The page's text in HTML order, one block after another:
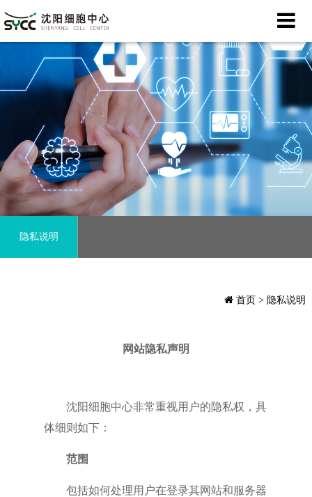
隐私说明
首页 > 隐私说明
网站隐私声明
沈阳细胞中心非常重视用户的隐私权，具
体细则如下：
范围
包括如何处理用户在登录其网站和服务器